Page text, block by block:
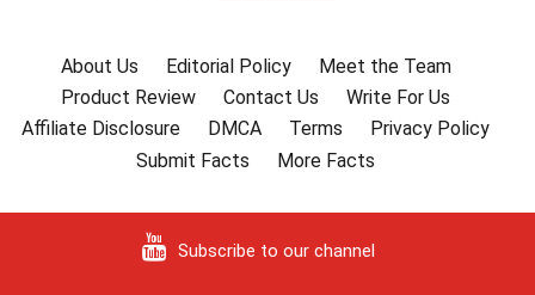
About Us Editorial Policy
Meet the Team
Product Review
Contact Us
Write For Us
Affiliate Disclosure
DMCA Terms
Privacy Policy
Submit Facts
More Facts
Subscribe to our channel